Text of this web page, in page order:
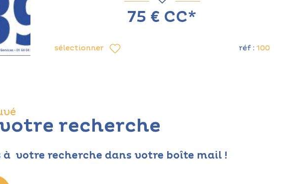
75 € CC*
sélectionner réf : 100
recherche
à votre recherche dans votre boîte mail !